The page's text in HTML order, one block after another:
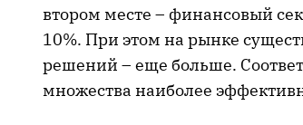
втором месте – финансовый
10%. При этом на рынке
решений – еще больше.
множества наиболее